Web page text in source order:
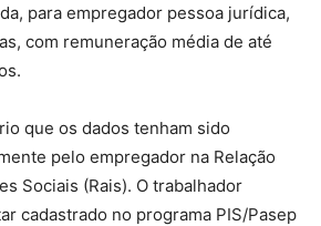
para empregador pessoa jurídica,
com remuneração média de até
que os dados tenham sido
pelo empregador na Relação
Sociais (Rais). O trabalhador
cadastrado no programa PIS/Pasep